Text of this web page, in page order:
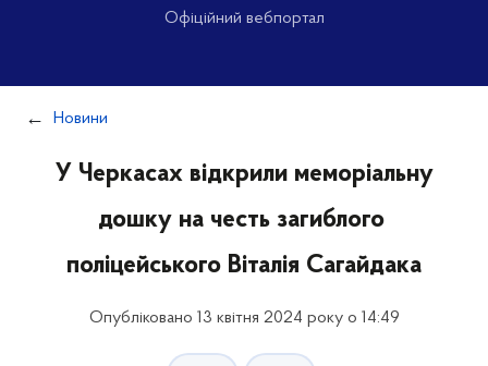
Офіційний вебпортал
Новини
У Черкасах відкрили меморіальну
дошку на честь загиблого
поліцейського Віталія Сагайдака
Опубліковано 13 квітня 2024 року о 14:49